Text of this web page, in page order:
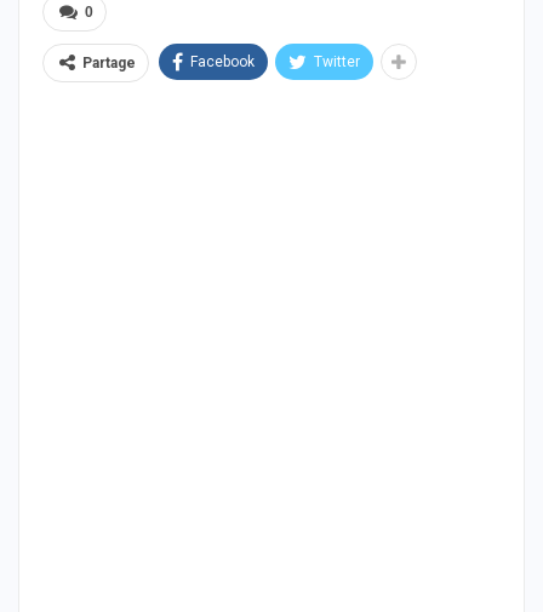
0
Partage Facebook Twitter